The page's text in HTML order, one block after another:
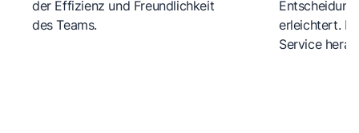
der Effizienz und Freundlichkeit
des Teams.
erleichtert.
Service